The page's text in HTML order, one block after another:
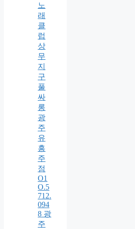
노
래
클
럽
상
무
지
구
풀
싸
롱
광
주
유
흥
주
점
O1
O.5
712.
094
8 광
주